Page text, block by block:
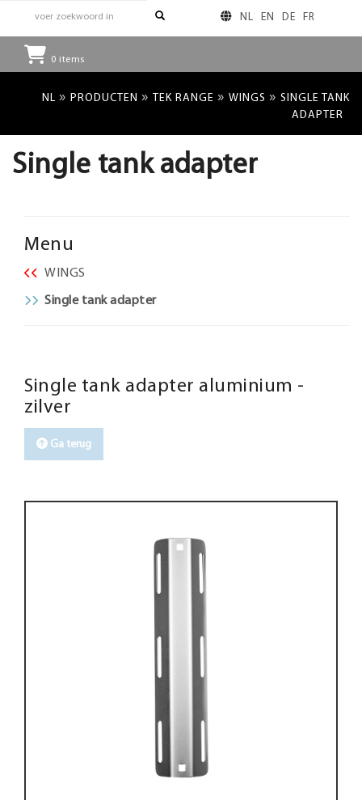
NL EN DE FR
0 items
NL » PRODUCTEN » TEK RANGE » WINGS » SINGLE TANK
ADAPTER
Single tank adapter
Menu
WINGS
Single tank adapter
Single tank adapter aluminium -
zilver
Ga terug